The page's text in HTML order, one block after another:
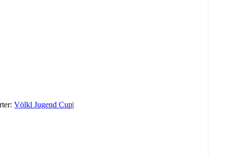
Völkl Jugend Cup|